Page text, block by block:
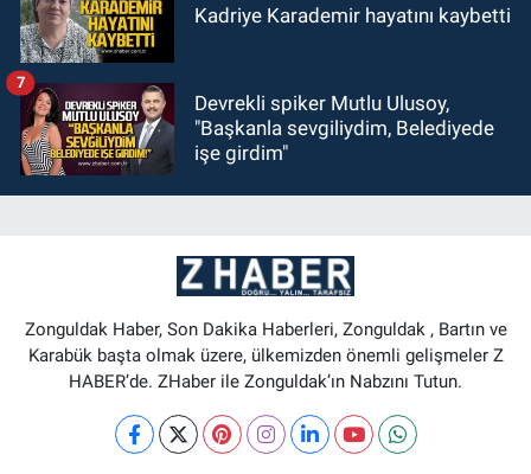
Kadriye Karademir hayatını kaybetti
Devrekli spiker Mutlu Ulusoy,
"Başkanla sevgiliydim, Belediyede
işe girdim"
7
Zonguldak Haber, Son Dakika Haberleri, Zonguldak , Bartın ve
Karabük başta olmak üzere, ülkemizden önemli gelişmeler Z
HABER’de. ZHaber ile Zonguldak’ın Nabzını Tutun.